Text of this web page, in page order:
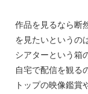
作品を見るなら断
を見たいというの
シアターという箱
自宅で配信を観る
トップの映像鑑賞